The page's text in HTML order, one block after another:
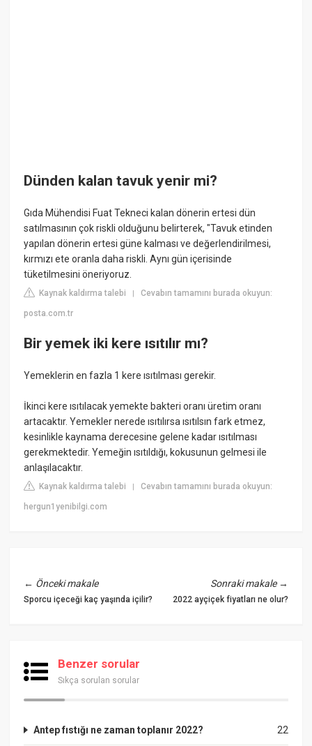
Dünden kalan tavuk yenir mi?
Gıda Mühendisi Fuat Tekneci kalan dönerin ertesi dün
satılmasının çok riskli olduğunu belirterek, "Tavuk etinden
yapılan dönerin ertesi güne kalması ve değerlendirilmesi,
kırmızı ete oranla daha riskli. Aynı gün içerisinde
tüketilmesini öneriyoruz.
Kaynak kaldırma talebi |Cevabın tamamını burada okuyun:
posta.com.tr
Bir yemek iki kere ısıtılır mı?
Yemeklerin en fazla 1 kere ısıtılması gerekir.
İkinci kere ısıtılacak yemekte bakteri oranı üretim oranı
artacaktır. Yemekler nerede ısıtılırsa ısıtılsın fark etmez,
kesinlikle kaynama derecesine gelene kadar ısıtılması
gerekmektedir. Yemeğin ısıtıldığı, kokusunun gelmesi ile
anlaşılacaktır.
Kaynak kaldırma talebi |Cevabın tamamını burada okuyun:
hergun1yenibilgi.com
← Önceki makale
Sporcu içeceği kaç yaşında içilir?
Sonraki makale→
2022 ayçiçek fiyatları ne olur?
Benzer sorular
Sıkça sorulan sorular
22
Antep fıstığı ne zaman toplanır 2022?